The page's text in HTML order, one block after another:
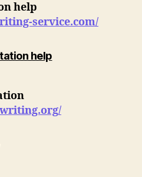
help
service.com/
helpsagt: